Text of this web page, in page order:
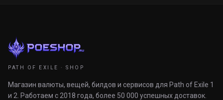
PATH OF EXILE · SHOP
Магазин валюты, вещей, билдов и сервисов для Path of Exile 1
и 2. Работаем с 2018 года, более 50 000 успешных доставок.